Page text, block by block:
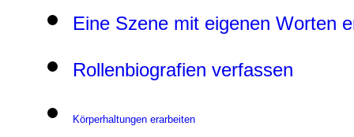
Eine Szene mit eigenen Worten
Rollenbiografien verfassen
Körperhaltungen erarbeiten